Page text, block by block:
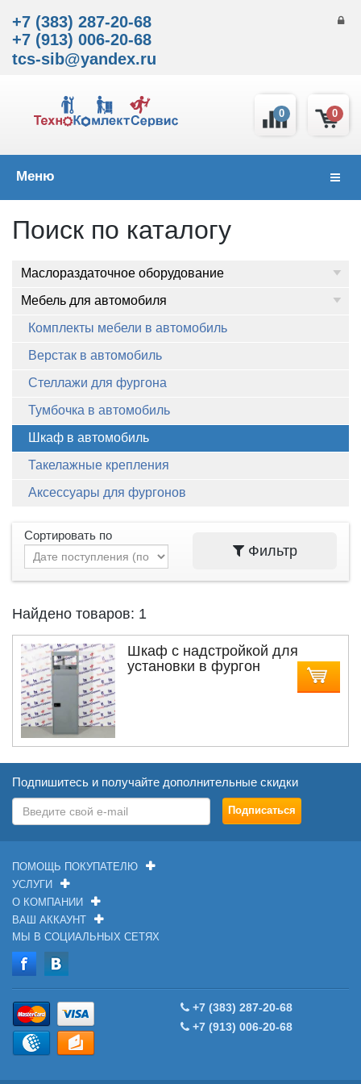
+7 (383) 287-20-68
+7 (913) 006-20-68
tcs-sib@yandex.ru
0
0
Меню
Поиск по каталогу
Маслораздаточное оборудование
Мебель для автомобиля
Комплекты мебели в автомобиль
Верстак в автомобиль
Стеллажи для фургона
Тумбочка в автомобиль
Шкаф в автомобиль
Такелажные крепления
Аксессуары для фургонов
Сортировать по
Фильтр
Найдено товаров: 1
Шкаф с надстройкой для
установки в фургон
автомобиля Fami Store Van
Подпишитесь и получайте дополнительные скидки
ПОМОЩЬ ПОКУПАТЕЛЮ
УСЛУГИ
О КОМПАНИИ
ВАШ АККАУНТ
МЫ В СОЦИАЛЬНЫХ СЕТЯХ
+7 (383) 287-20-68
+7 (913) 006-20-68